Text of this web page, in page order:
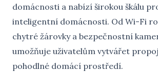
domácnosti a nabízí širokou škálu
inteligentní domácnosti. Od Wi-Fi
chytré žárovky a bezpečnostní
umožňuje uživatelům vytvářet
pohodlné domácí prostředí.